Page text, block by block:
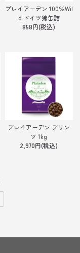
プレイアーデン 100％Wil
d ドイツ猪缶詰
858円(税込)
プレイアーデン プリン
ツ 1kg
2,970円(税込)